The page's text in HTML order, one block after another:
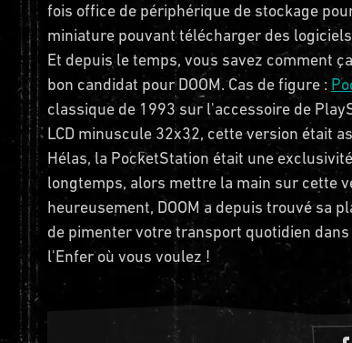
fois office de périphérique de stockage
miniature pouvant télécharger des
Et depuis le temps, vous savez comment
bon candidat pour DOOM. Cas de figure :
classique de 1993 sur l'accessoire de
LCD minuscule 32x32, cette version était
Hélas, la PocketStation était une
longtemps, alors mettre la main sur cette
heureusement, DOOM a depuis trouvé sa
de pimenter votre transport quotidien
l'Enfer où vous voulez !